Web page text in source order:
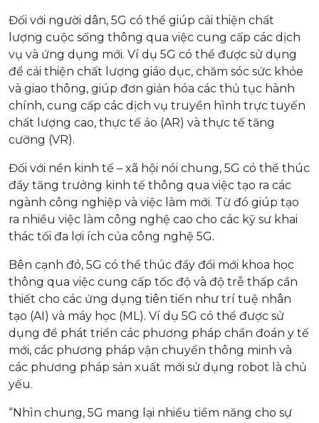
Đối với người dân, 5G có thể giúp cải thiện chất
lượng cuộc sống thông qua việc cung cấp các dịch
vụ và ứng dụng mới. Ví dụ 5G có thể được sử dụng
để cải thiện chất lượng giáo dục, chăm sóc sức khỏe
và giao thông, giúp đơn giản hóa các thủ tục hành
chính, cung cấp các dịch vụ truyền hình trực tuyến
chất lượng cao, thực tế ảo (AR) và thực tế tăng
cường (VR).
Đối với nền kinh tế – xã hội nói chung, 5G có thể thúc
đẩy tăng trưởng kinh tế thông qua việc tạo ra các
ngành công nghiệp và việc làm mới. Từ đó giúp tạo
ra nhiều việc làm công nghệ cao cho các kỹ sư khai
thác tối đa lợi ích của công nghệ 5G.
Bên cạnh đó, 5G có thể thúc đẩy đổi mới khoa học
thông qua việc cung cấp tốc độ và độ trễ thấp cần
thiết cho các ứng dụng tiên tiến như trí tuệ nhân
tạo (AI) và máy học (ML). Ví dụ 5G có thể được sử
dụng để phát triển các phương pháp chẩn đoán y tế
mới, các phương pháp vận chuyển thông minh và
các phương pháp sản xuất mới sử dụng robot là chủ
yếu.
“Nhìn chung, 5G mang lại nhiều tiềm năng cho sự